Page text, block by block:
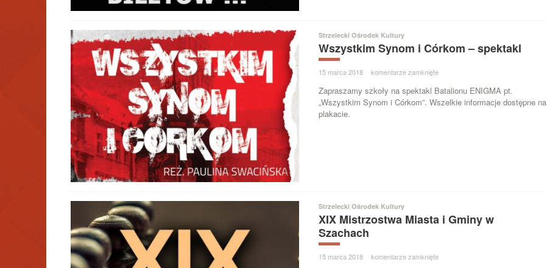
Strzelecki Ośrodek Kultury
Wszystkim Synom i Córkom – spektakl
15 marca 2018 · komentarze zamknięte ·
Zapraszamy szkoły na spektakl Batalionu ENIGMA pt.
„Wszystkim Synom i Córkom”. Wszelkie informacje dostępne na
plakacie.
Strzelecki Ośrodek Kultury
XIX Mistrzostwa Miasta i Gminy w
Szachach
15 marca 2018 · komentarze zamknięte ·